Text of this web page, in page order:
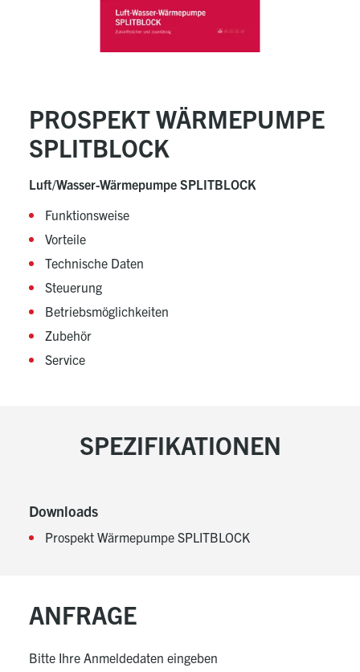
PROSPEKT WÄRMEPUMPE
SPLITBLOCK
Luft/Wasser-Wärmepumpe SPLITBLOCK
Funktionsweise
Vorteile
Technische Daten
Steuerung
Betriebsmöglichkeiten
Zubehör
Service
SPEZIFIKATIONEN
Downloads
Prospekt Wärmepumpe SPLITBLOCK
ANFRAGE
Bitte Ihre Anmeldedaten eingeben